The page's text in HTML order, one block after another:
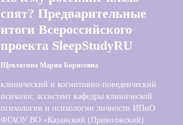
спят? Предварительные
итоги Всероссийского
проекта SleepStudyRU
Щевлягина Мария Борисовна
клинический и когнитивно-поведенческий
психолог, ассистент кафедры клинической
психологии и психологии личности ИПиО
ФГАОУ ВО «Казанский (Приволжский)